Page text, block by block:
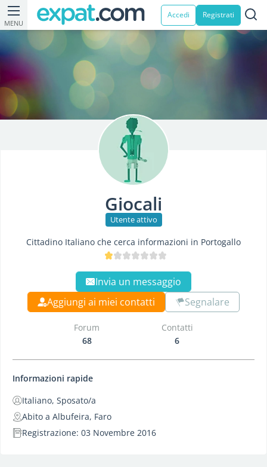
MENU
Accedi Registrati
Giocali
Utente attivo
Cittadino Italiano che cerca informazioni in Portogallo
Invia un messaggio
Aggiungi ai miei contatti
Segnalare
Forum
68
Contatti
6
Informazioni rapide
Italiano, Sposato/a
Abito a Albufeira, Faro
Registrazione: 03 Novembre 2016